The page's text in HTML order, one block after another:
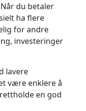
Når du betaler
ha flere
for andre
investeringer
lavere
være enklere å
en god